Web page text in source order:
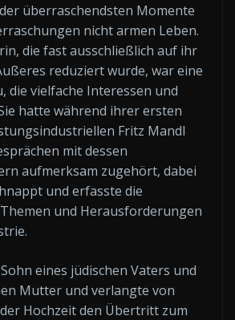
überraschendsten Momente
nicht armen Leben.
die fast ausschließlich auf ihr
reduziert wurde, war eine
die vielfache Interessen und
hatte während ihrer ersten
Fritz Mandl
mit dessen
aufmerksam zugehört, dabei
und erfasste die
und Herausforderungen
eines jüdischen Vaters und
Mutter und verlangte von
Hochzeit den Übertritt zum